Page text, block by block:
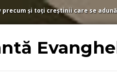
și toți creștinii care se